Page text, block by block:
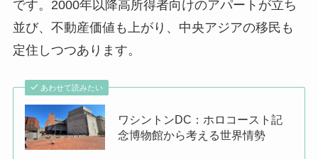
です。2000年以降高所得者向けのアパートが立ち
並び、不動産価値も上がり、中央アジアの移民も
定住しつつあります。
あわせて読みたい
ワシントンDC：ホロコースト記
念博物館から考える世界情勢